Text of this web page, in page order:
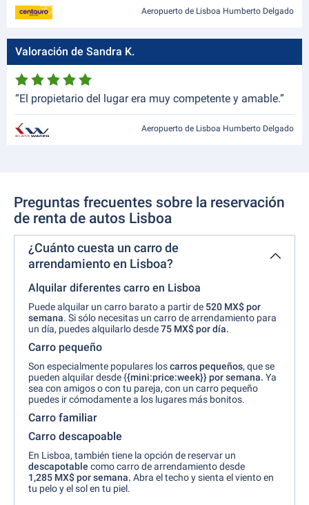
Aeropuerto de Lisboa Humberto Delgado
Valoración de Sandra K.
“El propietario del lugar era muy competente y amable.”
Aeropuerto de Lisboa Humberto Delgado
Preguntas frecuentes sobre la reservación
de renta de autos Lisboa
¿Cuánto cuesta un carro de
arrendamiento en Lisboa?
Alquilar diferentes carro en Lisboa
Puede alquilar un carro barato a partir de 520 MX$ por
semana. Si sólo necesitas un carro de arrendamiento para
un día, puedes alquilarlo desde75 MX$ por día.
Carro pequeño
Son especialmente populares loscarros pequeños, que se
pueden alquilar desde {{mini:price:week}} por semana. Ya
sea con amigos o con tu pareja, con un carro pequeño
puedes ir cómodamente a los lugares más bonitos.
Carro familiar
Carro descapoable
En Lisboa, también tiene la opción de reservar un
descapotable como carro de arrendamiento desde
1,285 MX$ por semana. Abra el techo y sienta el viento en
tu pelo y el sol en tu piel.